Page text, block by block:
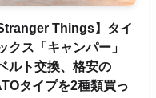
Stranger Things】タイ
クス「キャンパー」
ルト交換、格安の
タイプを2種類買っ